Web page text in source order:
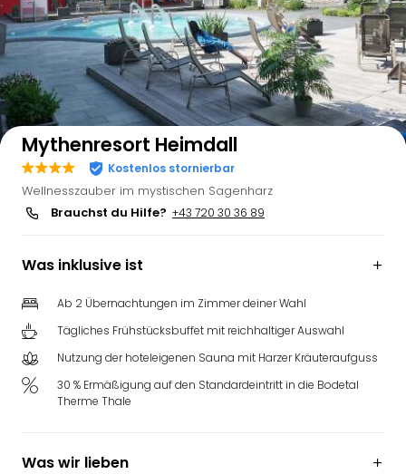
Auf der Karte anzeigen
Mythenresort Heimdall
Kostenlos stornierbar
Wellnesszauber im mystischen Sagenharz
Brauchst du Hilfe? +43 720 30 36 89
Was inklusive ist
Ab 2 Übernachtungen im Zimmer deiner Wahl
Tägliches Frühstücksbuffet mit reichhaltiger Auswahl
Nutzung der hoteleigenen Sauna mit Harzer Kräuteraufguss
30 % Ermäßigung auf den Standardeintritt in die Bodetal
Therme Thale
Was wir lieben